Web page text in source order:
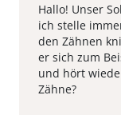
Hallo! Unser
ich stelle
den Zähnen
er sich zum
und hört
Zähne?